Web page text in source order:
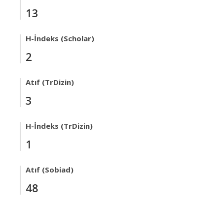
13
H-İndeks (Scholar)
2
Atıf (TrDizin)
3
H-İndeks (TrDizin)
1
Atıf (Sobiad)
48